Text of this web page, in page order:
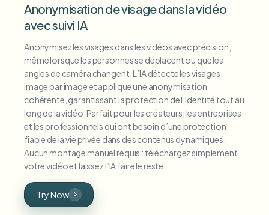
Anonymisation de visage dans la vidéo
avec suivi IA
Anonymisez les visages dans les vidéos avec précision,
même lorsque les personnes se déplacent ou que les
angles de caméra changent. L’IA détecte les visages
image par image et applique une anonymisation
cohérente, garantissant la protection de l’identité tout au
long de la vidéo. Parfait pour les créateurs, les entreprises
et les professionnels qui ont besoin d’une protection
fiable de la vie privée dans des contenus dynamiques.
Aucun montage manuel requis : téléchargez simplement
votre vidéo et laissez l’IA faire le reste.
Try Now